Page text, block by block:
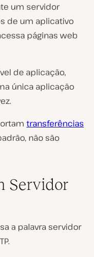
um servidor
de um aplicativo
páginas web
de aplicação,
única aplicação
transferências
não são
Servidor
a palavra servidor